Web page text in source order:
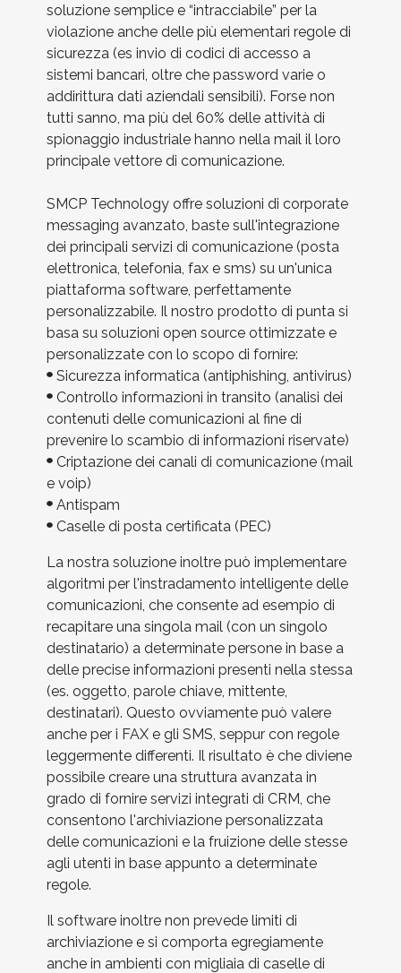
soluzione semplice e “intracciabile” per la
violazione anche delle più elementari regole di
sicurezza (es invio di codici di accesso a
sistemi bancari, oltre che password varie o
addirittura dati aziendali sensibili). Forse non
tutti sanno, ma più del 60% delle attività di
spionaggio industriale hanno nella mail il loro
principale vettore di comunicazione.
SMCP Technology offre soluzioni di corporate
messaging avanzato, baste sull'integrazione
dei principali servizi di comunicazione (posta
elettronica, telefonia, fax e sms) su un'unica
piattaforma software, perfettamente
personalizzabile. Il nostro prodotto di punta si
basa su soluzioni open source ottimizzate e
personalizzate con lo scopo di fornire:
Sicurezza informatica (antiphishing, antivirus)
Controllo informazioni in transito (analisi dei
contenuti delle comunicazioni al fine di
prevenire lo scambio di informazioni riservate)
Criptazione dei canali di comunicazione (mail
e voip)
Antispam
Caselle di posta certificata (PEC)
La nostra soluzione inoltre può implementare
algoritmi per l'instradamento intelligente delle
comunicazioni, che consente ad esempio di
recapitare una singola mail (con un singolo
destinatario) a determinate persone in base a
delle precise informazioni presenti nella stessa
(es. oggetto, parole chiave, mittente,
destinatari). Questo ovviamente può valere
anche per i FAX e gli SMS, seppur con regole
leggermente differenti. Il risultato è che diviene
possibile creare una struttura avanzata in
grado di fornire servizi integrati di CRM, che
consentono l'archiviazione personalizzata
delle comunicazioni e la fruizione delle stesse
agli utenti in base appunto a determinate
regole.
Il software inoltre non prevede limiti di
archiviazione e si comporta egregiamente
anche in ambienti con migliaia di caselle di